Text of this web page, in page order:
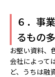
６．事
るもの
お堅い資料、
会社によって
ど、うちは融